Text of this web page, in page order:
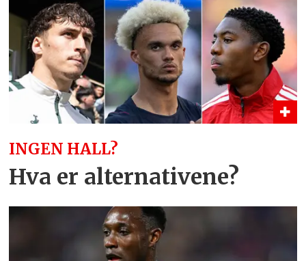
INGEN HALL?
Hva er alternativene?